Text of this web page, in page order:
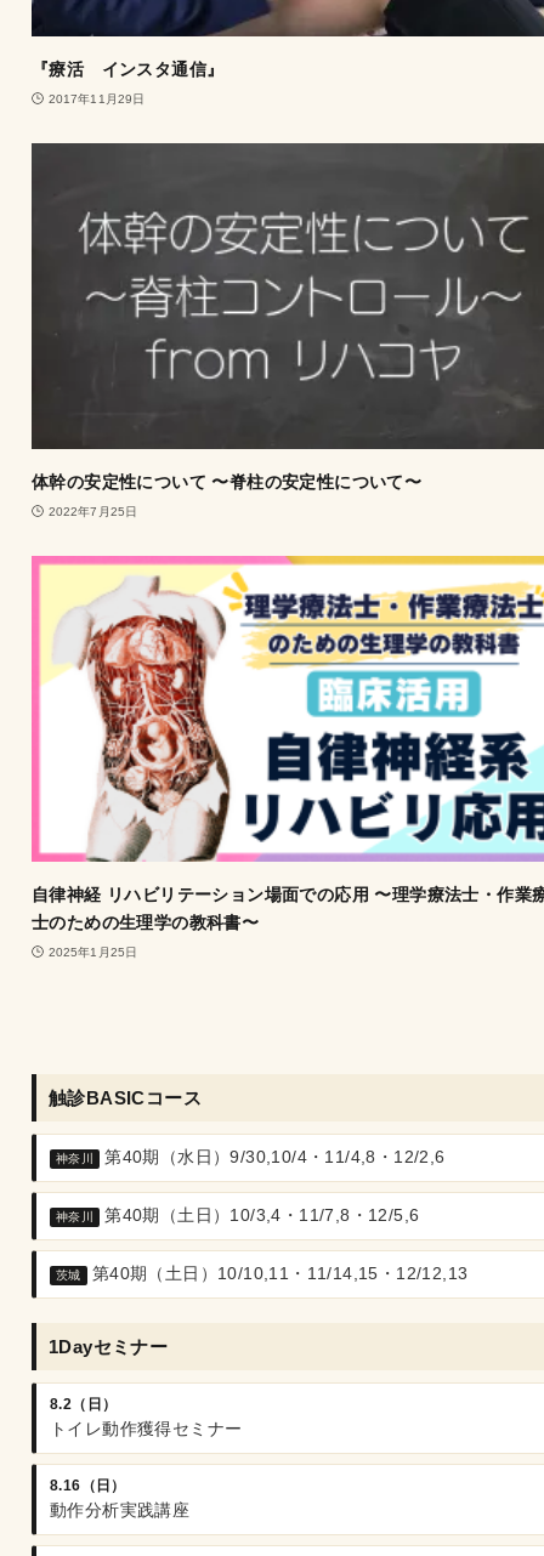
『療活 インスタ通信』
2017年11月29日
体幹の安定性について 〜脊柱の安定性について〜
2022年7月25日
自律神経 リハビリテーション場面での応用 〜理学療法士・作業
士のための生理学の教科書〜
2025年1月25日
触診BASICコース
神奈川 第40期（水日）9/30,10/4・11/4,8・12/2,6
神奈川 第40期（土日）10/3,4・11/7,8・12/5,6
茨城 第40期（土日）10/10,11・11/14,15・12/12,13
1Dayセミナー
8.2（日）
トイレ動作獲得セミナー
8.16（日）
動作分析実践講座